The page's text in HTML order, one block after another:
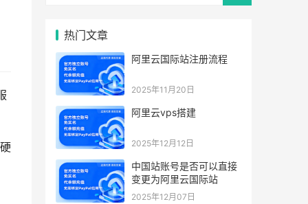
热门文章
阿里云国际站注册流程
2025年11月20日
阿里云vps搭建
2025年12月12日
中国站账号是否可以直接
变更为阿里云国际站
2025年12月07日